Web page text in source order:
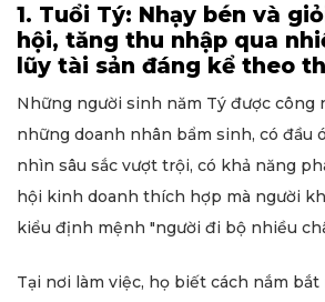
1. Tuổi Tý: Nhạy bén và
hội, tăng thu nhập qua
lũy tài sản đáng kể theo
Những người sinh năm Tý được công
những doanh nhân bẩm sinh, có đầu
nhìn sâu sắc vượt trội, có khả năng
hội kinh doanh thích hợp mà người
kiểu định mệnh "người đi bộ nhiều
Tại nơi làm việc, họ biết cách nắm